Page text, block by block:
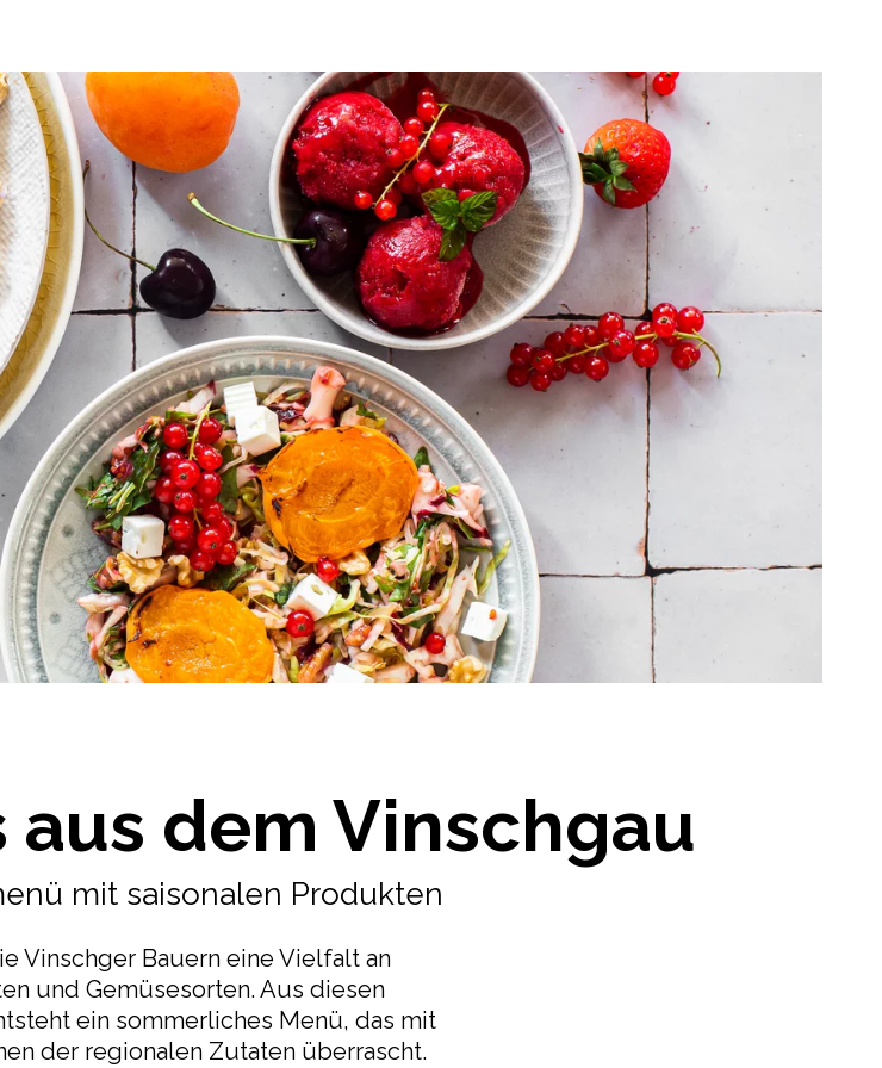
dem Vinschgau
mit saisonalen Produkten
Vinschger Bauern eine Vielfalt an
und Gemüsesorten. Aus diesen
ein sommerliches Menü, das mit
der regionalen Zutaten überrascht.